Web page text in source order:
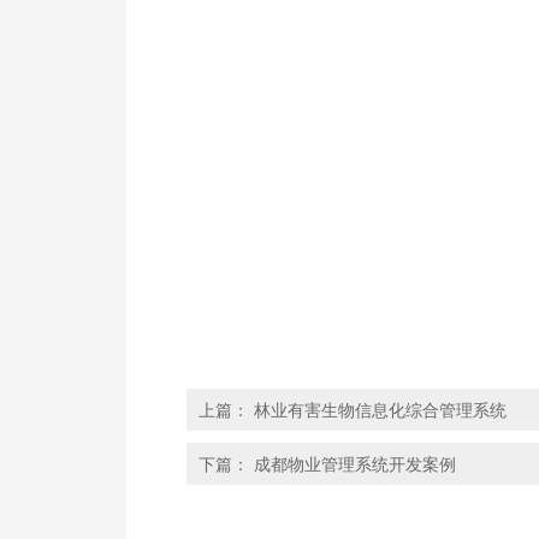
上篇： 林业有害生物信息化综合管理系统
下篇： 成都物业管理系统开发案例